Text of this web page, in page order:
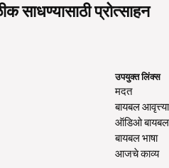
साधण्यासाठी प्रोत्साहन
उपयुक्त लिंक्स
मदत
बायबल आवृत्त्या
ऑडिओ बायबल
बायबल भाषा
आजचे काव्य